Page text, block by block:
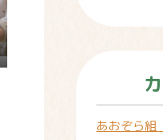
あおぞら組